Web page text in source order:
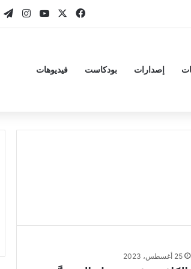
فيسبوك ‫YouTube
إصدارات بودكاست فيديوهات
25 أغسطس، 2023